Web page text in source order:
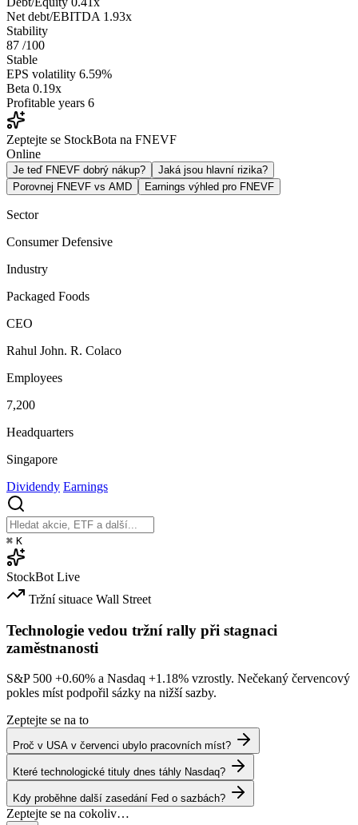
Net debt/EBITDA 1.93x
Stability
87 /100
Stable
EPS volatility 6.59%
Beta 0.19x
Profitable years 6
Zeptejte se StockBota na FNEVF
Online
Je teď FNEVF dobrý nákup?
Jaká jsou hlavní rizika?
Porovnej FNEVF vs AMD
Earnings výhled pro FNEVF
Sector
Consumer Defensive
Industry
Packaged Foods
CEO
Rahul John. R. Colaco
Employees
7,200
Headquarters
Singapore
Dividendy Earnings
⌘ K
StockBot Live
Tržní situace Wall Street
Technologie vedou tržní rally při stagnaci
zaměstnanosti
S&P 500 +0.60% a Nasdaq +1.18% vzrostly. Nečekaný červencový
pokles míst podpořil sázky na nižší sazby.
Zeptejte se na to
Proč v USA v červenci ubylo pracovních míst?
Které technologické tituly dnes táhly Nasdaq?
Kdy proběhne další zasedání Fed o sazbách?